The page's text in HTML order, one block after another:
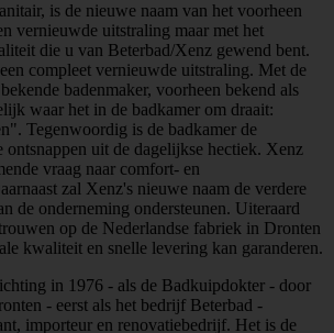
is de nieuwe naam van het voorheen
vernieuwde uitstraling maar met het
die u van Beterbad/Xenz gewend bent.
compleet vernieuwde uitstraling. Met de
badenmaker, voorheen bekend als
waar het in de badkamer om draait:
Tegenwoordig is de badkamer de
ontsnappen uit de dagelijkse hectiek. Xenz
vraag naar comfort- en
zal Xenz's nieuwe naam de verdere
de onderneming ondersteunen. Uiteraard
op de Nederlandse fabriek in Dronten
kwaliteit en snelle levering kan garanderen.
in 1976 - als de Badkuipdokter - door
- eerst als het bedrijf Beterbad -
importeur en renovatiebedrijf. Het is de